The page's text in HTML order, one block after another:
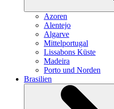
Azoren
Alentejo
Algarve
Mittelportugal
Lissabons Küste
Madeira
Porto und Norden
Brasilien